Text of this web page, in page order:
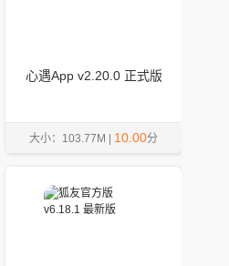
心遇App v2.20.0 正式版
大小：103.77M | 10.00分